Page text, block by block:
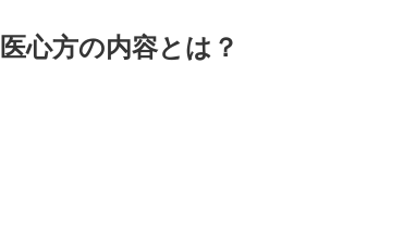
医心方の内容とは？